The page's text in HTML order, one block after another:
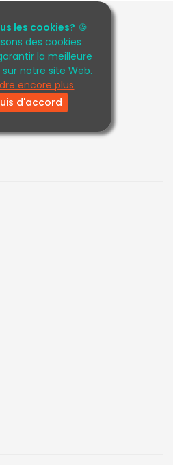
les cookies? 🍪
des cookies
la meilleure
notre site Web.
encore plus
d'accord